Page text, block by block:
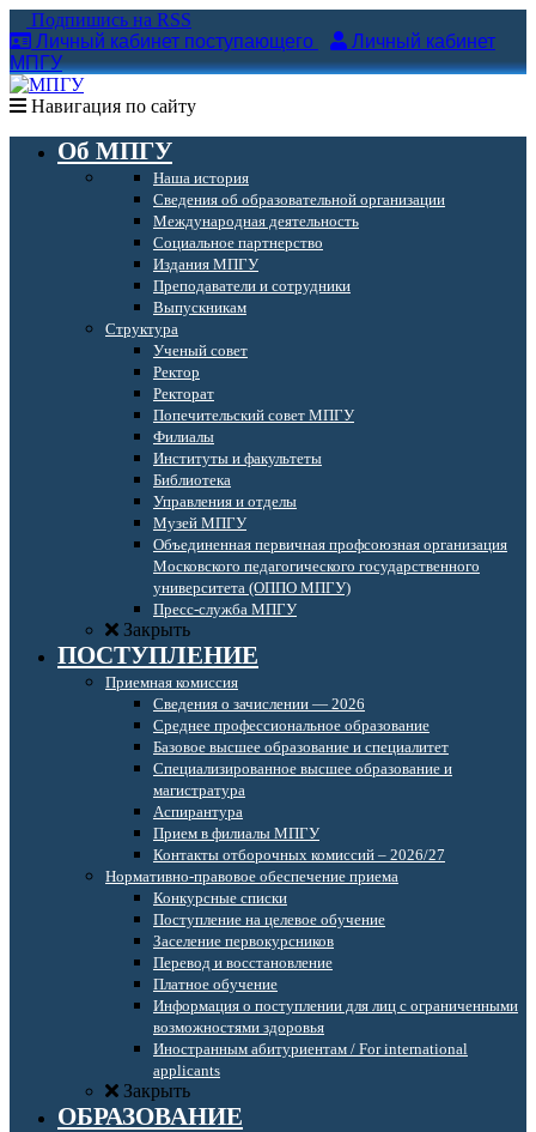
Подпишись на RSS
Личный кабинет поступающего
Личный кабинет
МПГУ
Навигация по сайту
Об МПГУ
Наша история
Сведения об образовательной организации
Международная деятельность
Социальное партнерство
Издания МПГУ
Преподаватели и сотрудники
Выпускникам
Структура
Ученый совет
Ректор
Ректорат
Попечительский совет МПГУ
Филиалы
Институты и факультеты
Библиотека
Управления и отделы
Музей МПГУ
Объединенная первичная профсоюзная организация
Московского педагогического государственного
университета (ОППО МПГУ)
Пресс-служба МПГУ
Закрыть
ПОСТУПЛЕНИЕ
Приемная комиссия
Сведения о зачислении — 2026
Среднее профессиональное образование
Базовое высшее образование и специалитет
Специализированное высшее образование и
магистратура
Аспирантура
Прием в филиалы МПГУ
Контакты отборочных комиссий – 2026/27
Нормативно-правовое обеспечение приема
Конкурсные списки
Поступление на целевое обучение
Заселение первокурсников
Перевод и восстановление
Платное обучение
Информация о поступлении для лиц с ограниченными
возможностями здоровья
Иностранным абитуриентам / For international
applicants
Закрыть
ОБРАЗОВАНИЕ